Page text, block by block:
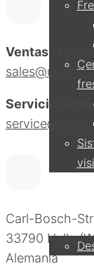
Ventas
Servicio
Carl-Bosch-
33790 Halle
Alemania